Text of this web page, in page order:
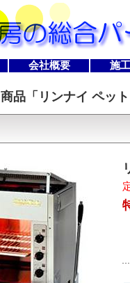
会社概要 施
商品「 リンナイ ペッ